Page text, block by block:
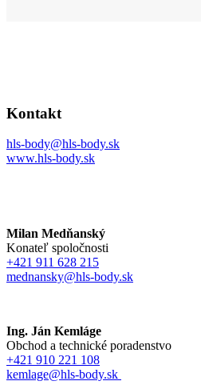
Kontakt
hls-body@hls-body.sk
www.hls-body.sk
Milan Medňanský
Konateľ spoločnosti
+421 911 628 215
mednansky@hls-body.sk
Ing. Ján Kemláge
Obchod a technické poradenstvo
+421 910 221 108
kemlage@hls-body.sk